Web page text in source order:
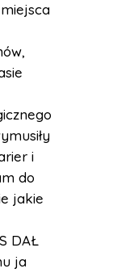
i
do
jakie
DAŁ
ja